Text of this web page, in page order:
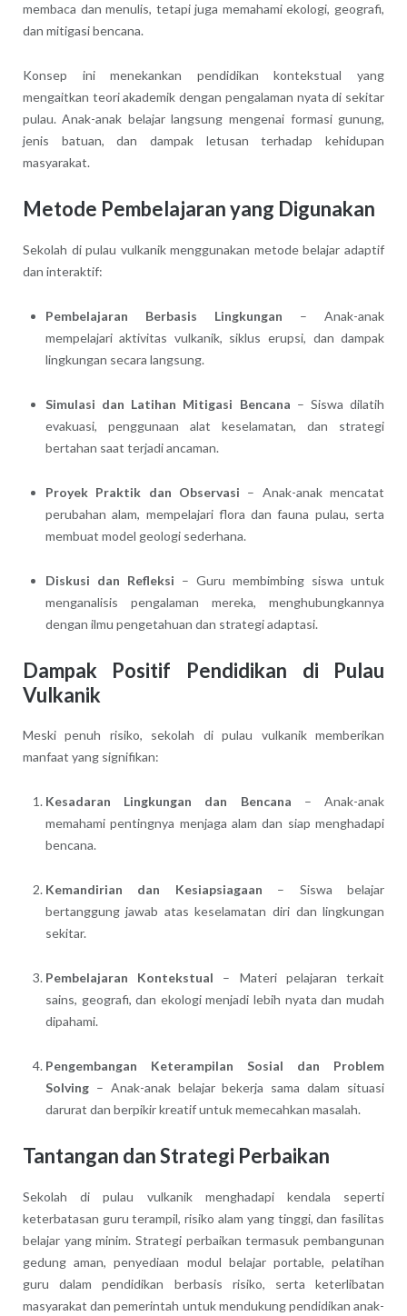
membaca dan menulis, tetapi juga memahami ekologi, geografi,
dan mitigasi bencana.
Konsep ini menekankan pendidikan kontekstual yang
mengaitkan teori akademik dengan pengalaman nyata di sekitar
pulau. Anak-anak belajar langsung mengenai formasi gunung,
jenis batuan, dan dampak letusan terhadap kehidupan
masyarakat.
Metode Pembelajaran yang Digunakan
Sekolah di pulau vulkanik menggunakan metode belajar adaptif
dan interaktif:
Pembelajaran Berbasis Lingkungan – Anak-anak
mempelajari aktivitas vulkanik, siklus erupsi, dan dampak
lingkungan secara langsung.
Simulasi dan Latihan Mitigasi Bencana – Siswa dilatih
evakuasi, penggunaan alat keselamatan, dan strategi
bertahan saat terjadi ancaman.
Proyek Praktik dan Observasi – Anak-anak mencatat
perubahan alam, mempelajari flora dan fauna pulau, serta
membuat model geologi sederhana.
Diskusi dan Refleksi – Guru membimbing siswa untuk
menganalisis pengalaman mereka, menghubungkannya
dengan ilmu pengetahuan dan strategi adaptasi.
Dampak Positif Pendidikan di Pulau
Vulkanik
Meski penuh risiko, sekolah di pulau vulkanik memberikan
manfaat yang signifikan:
Kesadaran Lingkungan dan Bencana – Anak-anak
memahami pentingnya menjaga alam dan siap menghadapi
bencana.
Kemandirian dan Kesiapsiagaan – Siswa belajar
bertanggung jawab atas keselamatan diri dan lingkungan
sekitar.
Pembelajaran Kontekstual – Materi pelajaran terkait
sains, geografi, dan ekologi menjadi lebih nyata dan mudah
dipahami.
Pengembangan Keterampilan Sosial dan Problem
Solving– Anak-anak belajar bekerja sama dalam situasi
darurat dan berpikir kreatif untuk memecahkan masalah.
Tantangan dan Strategi Perbaikan
Sekolah di pulau vulkanik menghadapi kendala seperti
keterbatasan guru terampil, risiko alam yang tinggi, dan fasilitas
belajar yang minim. Strategi perbaikan termasuk pembangunan
gedung aman, penyediaan modul belajar portable, pelatihan
guru dalam pendidikan berbasis risiko, serta keterlibatan
masyarakat dan pemerintah untuk mendukung pendidikan anak-